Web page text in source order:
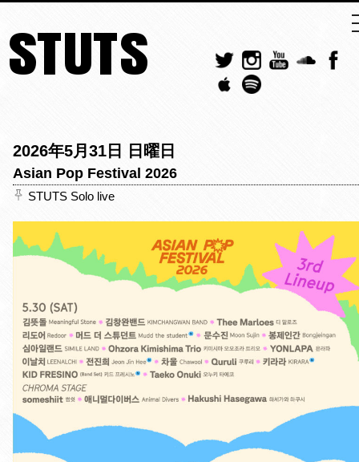
STUTS
2026年5月31日 日曜日
Asian Pop Festival 2026
STUTS Solo live